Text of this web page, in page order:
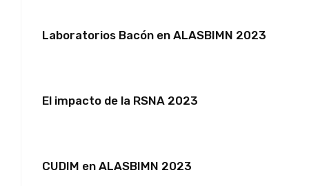
Laboratorios Bacón en ALASBIMN 2023
El impacto de la RSNA 2023
CUDIM en ALASBIMN 2023